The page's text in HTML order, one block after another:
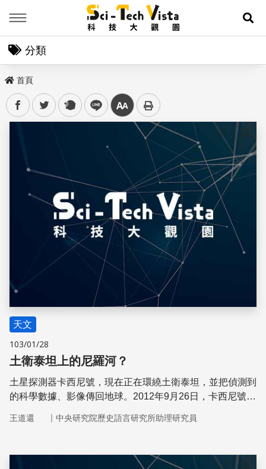
展
分類
首頁
facebooktwitter plurk line 中
儲存
天文
103/01/28
土衛泰坦上的尼羅河？
土星探測器卡西尼號，現在正在環繞土衛泰坦，並把偵測到
的科學數據、影像傳回地球。2012年9月26日，卡西尼號在
王道還 ｜ 中央研究院歷史語言研究所助理研究員